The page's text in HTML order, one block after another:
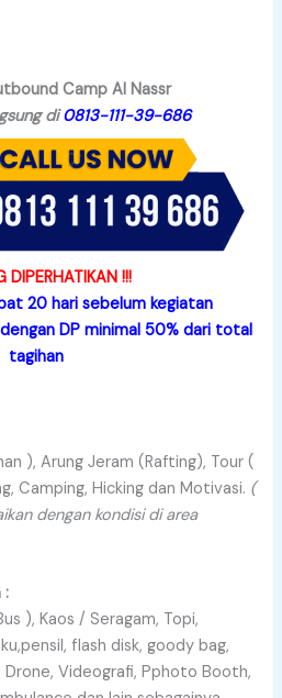
Camp Al Nassr
di0813-111-39-686
DIPERHATIKAN !!!
20 hari sebelum kegiatan
DP minimal 50% dari total
tagihan
), Arung Jeram (Rafting), Tour (
Camping, Hicking dan Motivasi. (
dengan kondisi di area
:
), Kaos / Seragam, Topi,
flash disk, goody bag,
Videografi, Pphoto Booth,